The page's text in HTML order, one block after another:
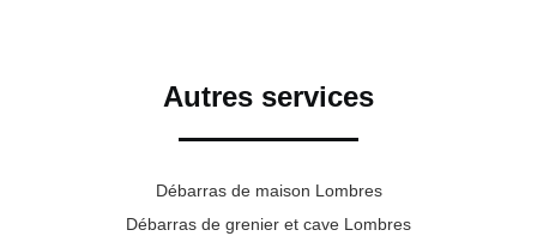
Autres services
Débarras de maison Lombres
Débarras de grenier et cave Lombres